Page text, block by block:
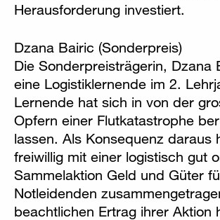
Herausforderung investiert.
Dzana Bairic (Sonderpreis)
Die Sonderpreisträgerin, Dzana
eine Logistiklernende im 2.
Lernende hat sich in von der
Opfern einer Flutkatastrophe
lassen. Als Konsequenz daraus
freiwillig mit einer logistisch gut
Sammelaktion Geld und Güter
Notleidenden
beachtlichen Ertrag ihrer Aktion